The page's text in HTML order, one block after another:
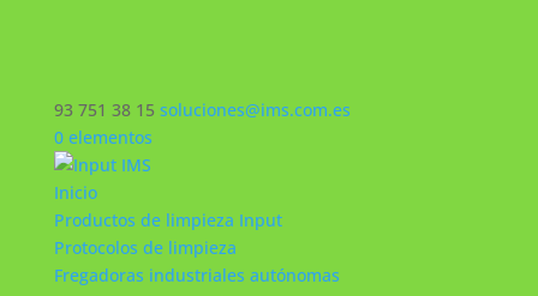
93 751 38 15 soluciones@ims.com.es
0 elementos
Inicio
Productos de limpieza Input
Protocolos de limpieza
Fregadoras industriales autónomas